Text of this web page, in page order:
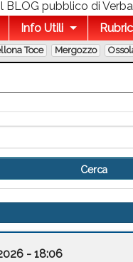
BLOG pubblico di
Info Utili
Toce Mergozzo
- 18:06